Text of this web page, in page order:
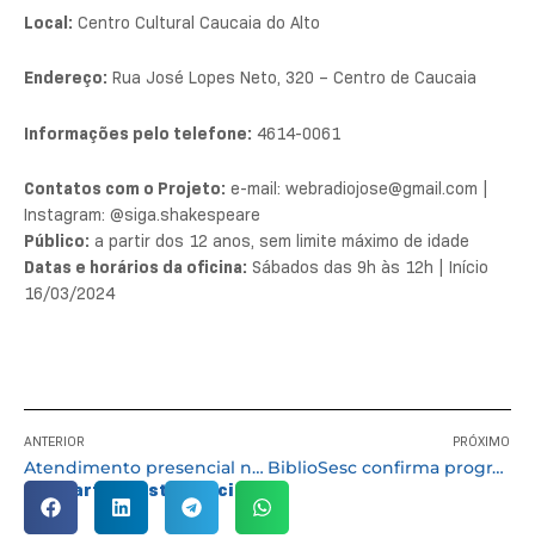
Local: Centro Cultural Caucaia do Alto
Endereço: Rua José Lopes Neto, 320 – Centro de Caucaia
Informações pelo telefone: 4614-0061
Contatos com o Projeto: e-mail: webradiojose@gmail.com |
Instagram: @siga.shakespeare
Público: a partir dos 12 anos, sem limite máximo de idade
Datas e horários da oficina: Sábados das 9h às 12h | Início
16/03/2024
ANTERIOR
Atendimento presencial nos Cartórios Eleitorais de Cotia somente com agendamento
PRÓXIMO
BiblioSesc confirma programação para Cotia até o final do ano
Compartilhe esta notícia: